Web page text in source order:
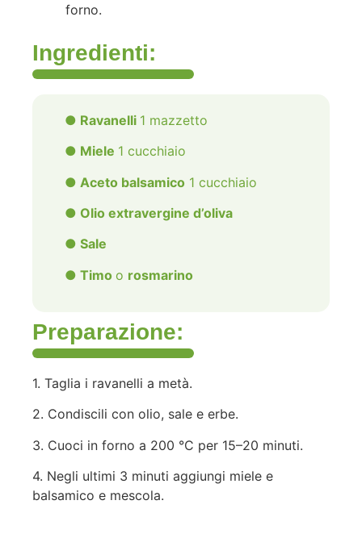
forno.
Ingredienti:
● Ravanelli 1 mazzetto
● Miele 1 cucchiaio
● Aceto balsamico 1 cucchiaio
● Olio extravergine d’oliva
● Sale
● Timo o rosmarino
Preparazione:
1. Taglia i ravanelli a metà.
2. Condiscili con olio, sale e erbe.
3. Cuoci in forno a 200 °C per 15–20 minuti.
4. Negli ultimi 3 minuti aggiungi miele e
balsamico e mescola.